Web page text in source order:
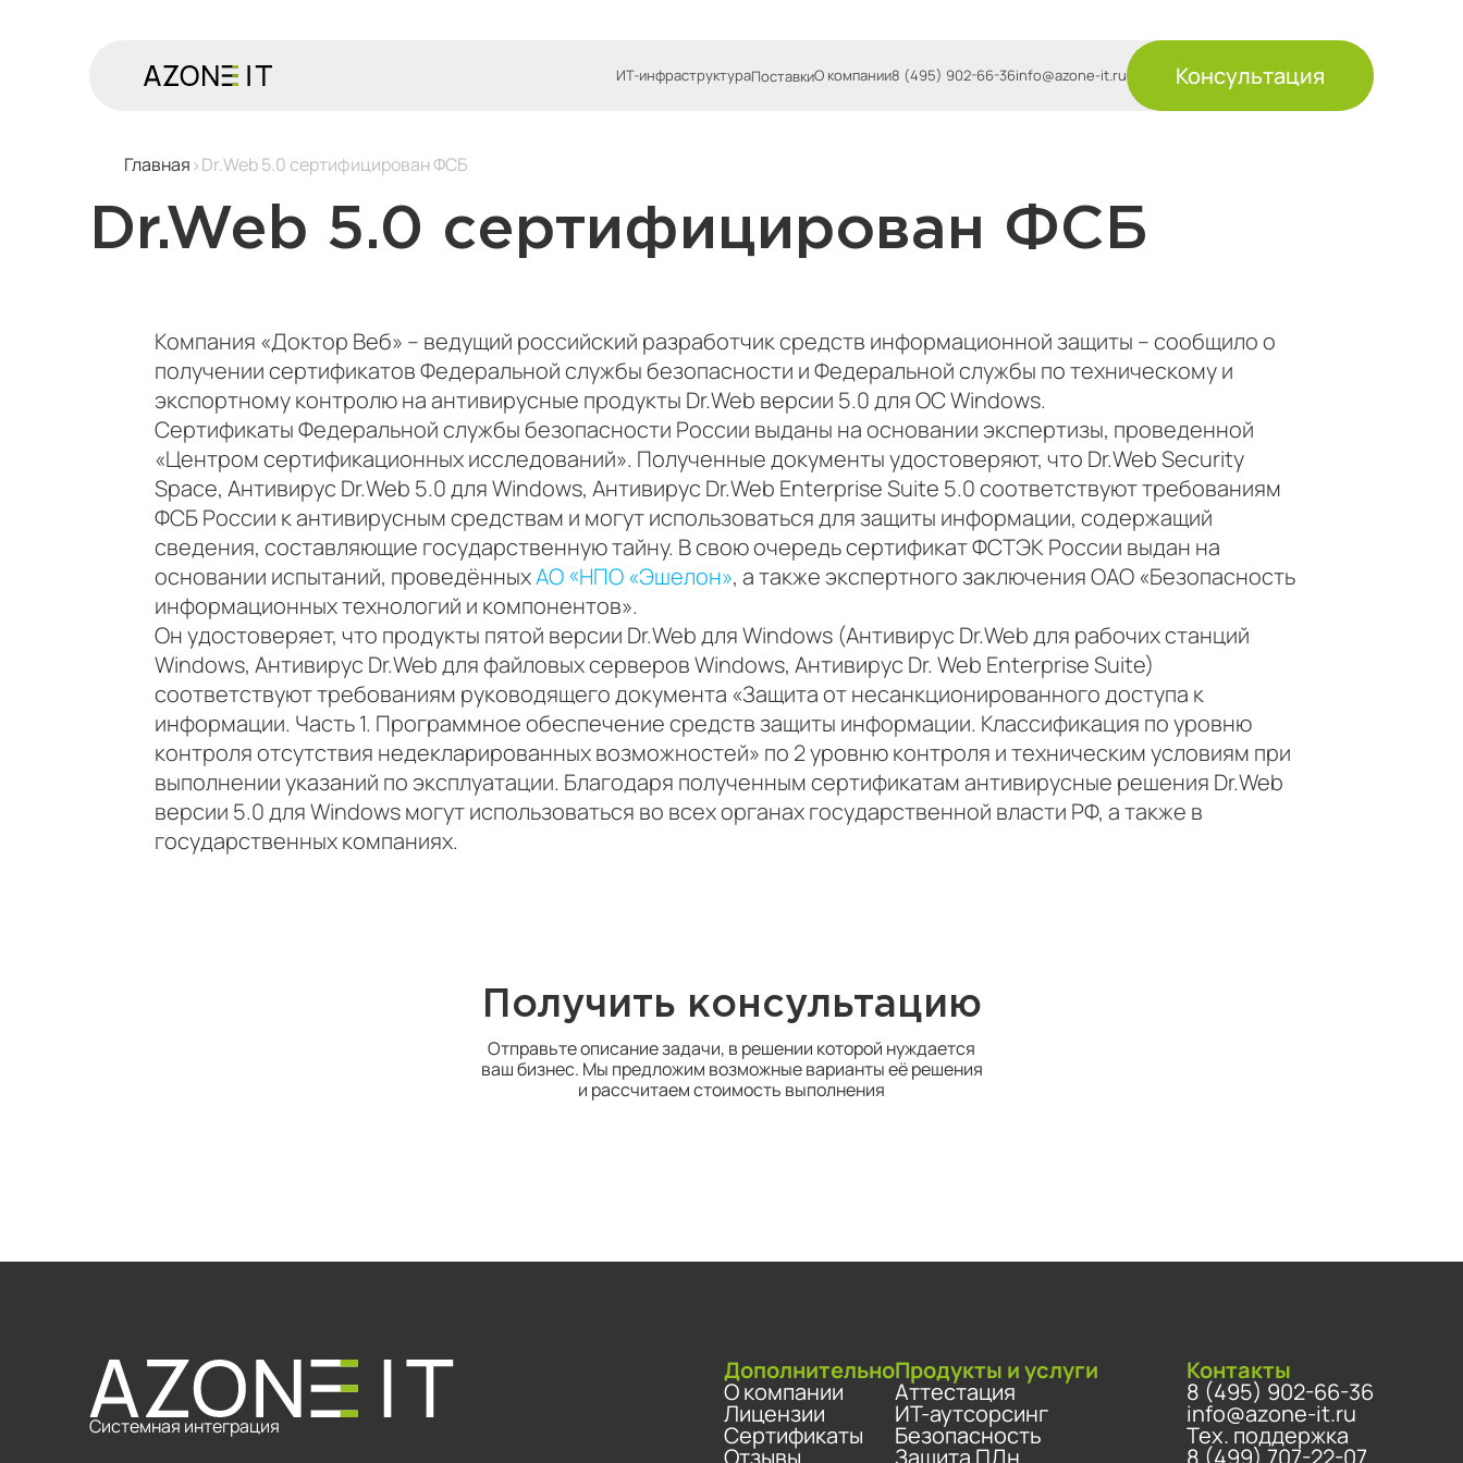
ИТ-инфраструктураПоставкиО компании8 (495) 902-66-36info@azone-it.ru Консультация
Главная Dr.Web 5.0 сертифицирован ФСБ
Dr.Web 5.0 сертифицирован ФСБ
Компания «Доктор Веб» – ведущий российский разработчик средств информационной защиты – сообщило о
получении сертификатов Федеральной службы безопасности и Федеральной службы по техническому и
экспортному контролю на антивирусные продукты Dr.Web версии 5.0 для ОС Windows.
Сертификаты Федеральной службы безопасности России выданы на основании экспертизы, проведенной
«Центром сертификационных исследований». Полученные документы удостоверяют, что Dr.Web Security
Space, Антивирус Dr.Web 5.0 для Windows, Антивирус Dr.Web Enterprise Suite 5.0 соответствуют требованиям
ФСБ России к антивирусным средствам и могут использоваться для защиты информации, содержащий
сведения, составляющие государственную тайну. В свою очередь сертификат ФСТЭК России выдан на
основании испытаний, проведённыхАО «НПО «Эшелон», а также экспертного заключения ОАО «Безопасность
информационных технологий и компонентов».
Он удостоверяет, что продукты пятой версии Dr.Web для Windows (Антивирус Dr.Web для рабочих станций
Windows, Антивирус Dr.Web для файловых серверов Windows, Антивирус Dr. Web Enterprise Suite)
соответствуют требованиям руководящего документа «Защита от несанкционированного доступа к
информации. Часть 1. Программное обеспечение средств защиты информации. Классификация по уровню
контроля отсутствия недекларированных возможностей» по 2 уровню контроля и техническим условиям при
выполнении указаний по эксплуатации. Благодаря полученным сертификатам антивирусные решения Dr.Web
версии 5.0 для Windows могут использоваться во всех органах государственной власти РФ, а также в
государственных компаниях.
Получить консультацию
Отправьте описание задачи, в решении которой нуждается
ваш бизнес. Мы предложим возможные варианты её решения
и рассчитаем стоимость выполнения
Системная интеграция
Дополнительно
О компании
Лицензии
Сертификаты
Отзывы
Продукты и услуги
Аттестация
ИТ-аутсорсинг
Безопасность
Защита ПДн
Контакты
8 (495) 902-66-36
info@azone-it.ru
Тех. поддержка
8 (499) 707-22-07